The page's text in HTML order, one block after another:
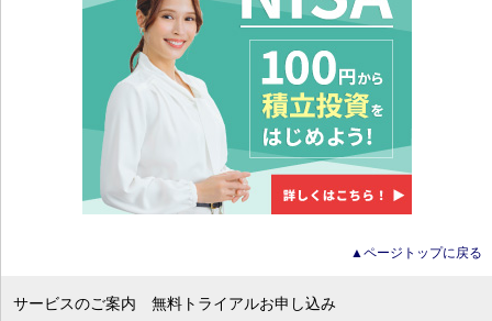
▲ページトップに戻る
サービスのご案内 無料トライアルお申し込み